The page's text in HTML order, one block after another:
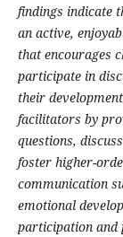
findings indicate
an active,
that encourages
participate in
their
facilitators by
questions,
foster higher-
communication
emotional
participation and